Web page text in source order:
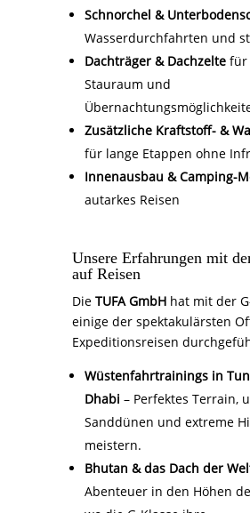
Schnorchel &
Wasserdurchfahrten und
Dachträger & Dachzeltefür
Stauraum und
Zusätzliche Kraftstoff- &
für lange Etappen ohne
Innenausbau & Camping-
autarkes Reisen
Unsere Erfahrungen mit
auf Reisen
Die TUFA GmbHhat mit der
einige der spektakulärsten
Expeditionsreisen
Wüstenfahrtrainings in
Dhabi – Perfektes Terrain,
Sanddünen und extreme
meistern.
Bhutan & das Dach der
Abenteuer in den Höhen